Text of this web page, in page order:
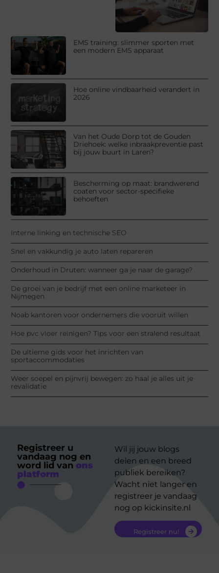
EMS training: slimmer sporten met
een modern EMS apparaat
Hoe online vindbaarheid verandert in
2026
Van het Oude Dorp tot de Gouden
Driehoek: welke inbraakpreventie past
bij jouw buurt in Laren?
Bescherming op maat: brandwerend
coaten voor sector-specifieke
behoeften
Interne linking en technische SEO
Snel en vakkundig je auto laten repareren
Onderhoud in Druten: wanneer ga je naar de garage?
De groei van je bedrijf met een online marketeer in
Nijmegen
Noab kantoren voor ondernemers die vooruit willen
Hoe pvc vloer reinigen? Tips voor een stralend resultaat
De ultieme gids voor het inrichten van
sportaccommodaties
Weer soepel en pijnvrij bewegen: zo haal je alles uit je
revalidatie
Registreer u
vandaag nog en
word lid van ons
platform
Wil jij jouw blogs
delen en een breed
publiek bereiken?
Wacht niet langer en
registreer je vandaag
nog op kickinsite.nl
Registreer nu!